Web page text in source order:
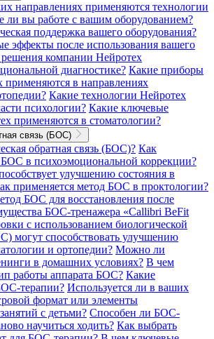
направлениях применяются технологии
ли вы работе с вашим оборудованием?
поддержка вашего оборудования?
эффекты после использования вашего
компании Нейротех
диагностике? Какие приборы
применяются в направлениях
Какие технологии Нейротех
психологии? Какие ключевые
применяются в стоматологии?
связь (БОС)
обратная связь (БОС)? Как
в психоэмоциональной коррекции?
улучшению состояния в
применяется метод БОС в проктологии?
БОС для восстановления после
БОС-тренажера «Callibri BeFit
с использованием биологической
могут способствовать улучшению
и ортопедии? Можно ли
в домашних условиях? В чем
работы аппарата БОС? Какие
терапии? Используется ли в ваших
формат или элементы
с детьми? Способен ли БОС-
научиться ходить? Как выбрать